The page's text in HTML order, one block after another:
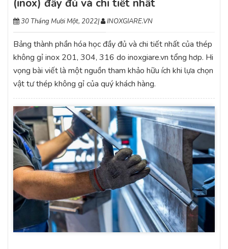
(inox) đầy đủ và chi tiết nhất
30 Tháng Mười Một, 2022| INOXGIARE.VN
Bảng thành phần hóa học đầy đủ và chi tiết nhất của thép
không gỉ inox 201, 304, 316 do inoxgiare.vn tổng hơp. Hi
vọng bài viết là một nguồn tham khảo hữu ích khi lựa chọn
vật tư thép không gỉ của quý khách hàng.